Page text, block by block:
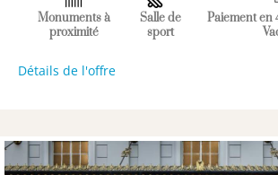
Monuments à
proximité
Salle de
sport
Paiement en
Détails de l'offre